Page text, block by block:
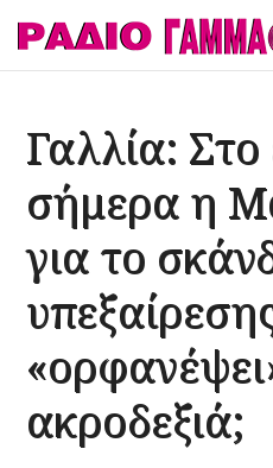
Γαλλία:
σήμερα η
για το
ακροδεξιά;